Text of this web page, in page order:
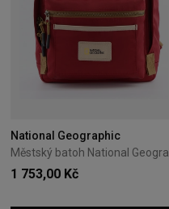
National Geographic
1 753,00 Kč